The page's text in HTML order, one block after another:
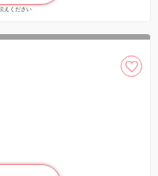
えください